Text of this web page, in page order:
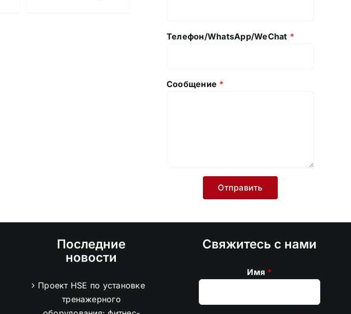
Телефон/WhatsApp/WeChat *
Сообщение *
Последние
новости
Проект HSE по установке
тренажерного
Свяжитесь с нами
Имя *